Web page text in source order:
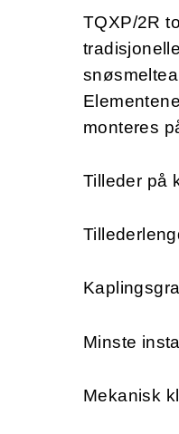
TQXP/2R
monteres
Tilleder på
Minste
Mekanisk